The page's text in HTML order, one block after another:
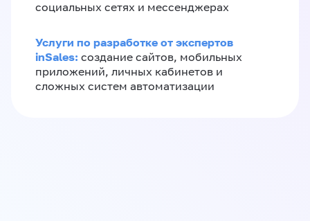
социальных сетях и мессенджерах
Услуги по разработке от экспертов
inSales: создание сайтов, мобильных
приложений, личных кабинетов и
сложных систем автоматизации